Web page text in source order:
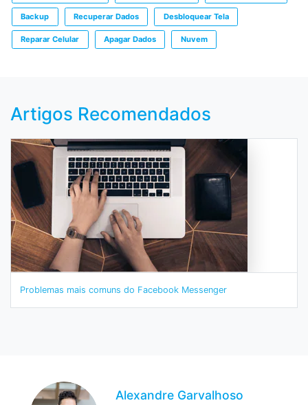
Backup Recuperar Dados Desbloquear Tela
Reparar Celular Apagar Dados Nuvem
Artigos Recomendados
Problemas mais comuns do Facebook Messenger
Alexandre Garvalhoso